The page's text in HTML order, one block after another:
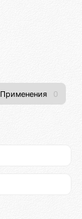
Применения 0